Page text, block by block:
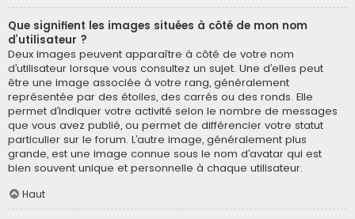
Que signifient les images situées à côté de mon nom
d’utilisateur ?
Deux images peuvent apparaître à côté de votre nom
d’utilisateur lorsque vous consultez un sujet. Une d’elles peut
être une image associée à votre rang, généralement
représentée par des étoiles, des carrés ou des ronds. Elle
permet d’indiquer votre activité selon le nombre de messages
que vous avez publié, ou permet de différencier votre statut
particulier sur le forum. L’autre image, généralement plus
grande, est une image connue sous le nom d’avatar qui est
bien souvent unique et personnelle à chaque utilisateur.
Haut